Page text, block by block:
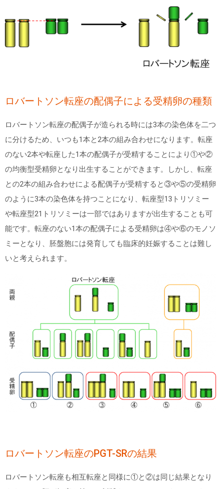
ロバートソン転座の配偶子による受精卵の種類
ロバートソン転座の配偶子が造られる時には3本の染色体を二つ
に分けるため、いつも1本と2本の組み合わせになります。転座
のない2本や転座した1本の配偶子が受精することにより①や②
の均衡型受精卵となり出生することができます。しかし、転座
との2本の組み合わせによる配偶子が受精すると③や⑤の受精卵
のように3本の染色体を持つことになり、転座型13 トリソミー
や転座型21 トリソミーは一部ではありますが出生することも可
能です。転座のない1本の配偶子による受精卵は④や⑥のモノソ
ミーとなり、胚盤胞には発育しても臨床的妊娠することは難し
いと考えられます。
ロバートソン転座のPGT-SRの結果
ロバートソン転座も相互転座と同様に①と②は同じ結果となり